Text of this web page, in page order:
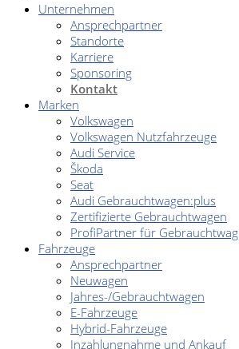
Unternehmen
Ansprechpartner
Standorte
Karriere
Sponsoring
Kontakt
Marken
Volkswagen
Volkswagen Nutzfahrzeuge
Audi Service
Škoda
Seat
Audi Gebrauchtwagen:plus
Zertifizierte Gebrauchtwagen
ProfiPartner für
Fahrzeuge
Ansprechpartner
Neuwagen
Jahres-/Gebrauchtwagen
E-Fahrzeuge
Hybrid-Fahrzeuge
Inzahlungnahme und Ankauf